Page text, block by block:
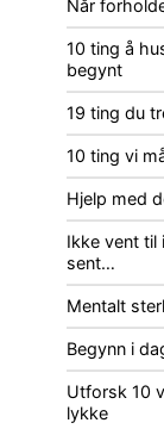
Når
10 ting å
begynt
19 ting du
10 ting vi
Hjelp med
Ikke vent
sent…
Mentalt
Begynn i
Utforsk 10
lykke